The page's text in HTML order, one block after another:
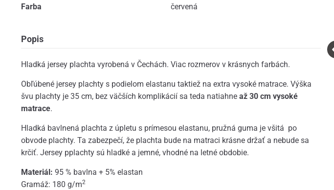
Farba červená
Popis
Hladká jersey plachta vyrobená v Čechách. Viac rozmerov v krásnych farbách.
Obľúbené jersey plachty s podielom elastanu taktiež na extra vysoké matrace. Výška
švu plachty je 35 cm, bez väčších komplikácií sa teda natiahneaž 30 cm vysoké
matrace.
Hladká bavlnená plachta z úpletu s prímesou elastanu, pružná guma je všitá po
obvode plachty. Ta zabezpečí, že plachta bude na matraci krásne držať a nebude sa
krčiť. Jersey pplachty sú hladké a jemné, vhodné na letné obdobie.
Materiál: 95 % bavlna + 5% elastan
Gramáž: 180 g/m2